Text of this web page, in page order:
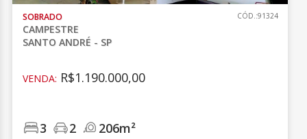
SOBRADO
CAMPESTRE
SANTO ANDRÉ - SP
CÓD.:91324
VENDA: R$1.190.000,00
3 2 206m²